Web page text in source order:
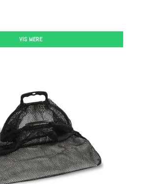
VIS MERE